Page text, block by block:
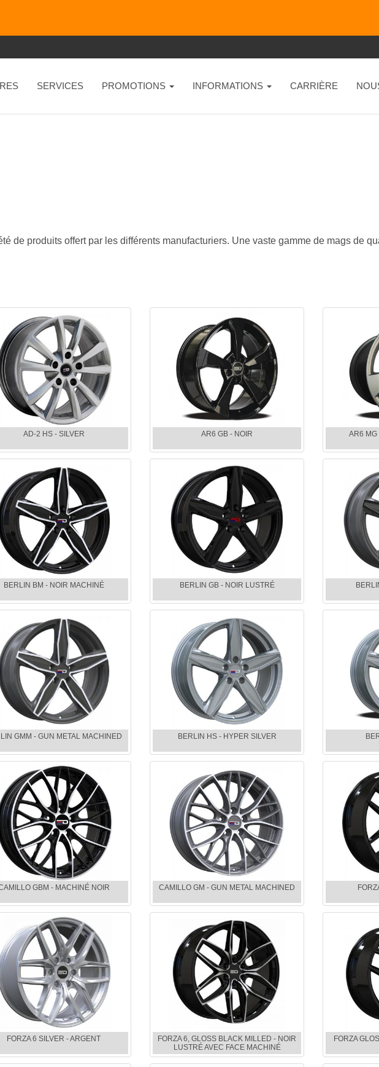
*En
SERVICES PROMOTIONS INFORMATIONS CARRIÈRE
de produits offert par les différents manufacturiers. Une vaste gamme de mags de
AD-2 HS - SILVER AR6 GB - NOIR AR6 MG
BERLIN BM - NOIR MACHINÉ BERLIN GB - NOIR LUSTRÉ
GMM - GUN METAL MACHINED BERLIN HS - HYPER SILVER
GBM - MACHINÉ NOIR CAMILLO GM - GUN METAL MACHINED
FORZA 6 SILVER - ARGENT
FORZA 6, GLOSS BLACK MILLED - NOIR
LUSTRÉ AVEC FACE MACHINÉ
FORZA